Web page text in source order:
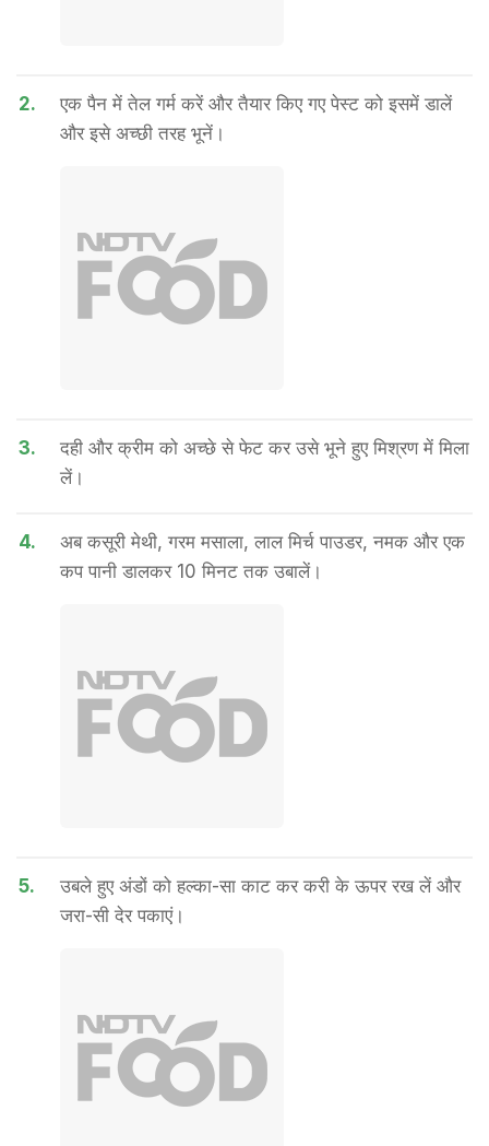
2.
एक पैन में तेल गर्म करें और तैयार किए गए पेस्ट को इसमें डालें
और इसे अच्छी तरह भूनें।
3.
दही और क्रीम को अच्छे से फेट कर उसे भूने हुए मिश्रण में मिला
लें।
4.
अब कसूरी मेथी, गरम मसाला, लाल मिर्च पाउडर, नमक और एक
कप पानी डालकर 10 मिनट तक उबालें।
5.
उबले हुए अंडों को हल्का-सा काट कर करी के ऊपर रख लें और
जरा-सी देर पकाएं।